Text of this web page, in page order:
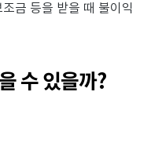
조금 등을 받을 때 불이익
수 있을까?